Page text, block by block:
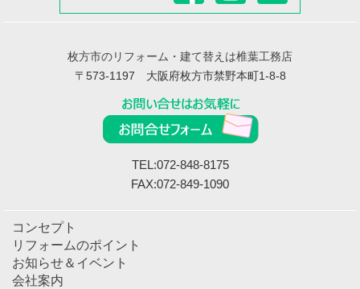
枚方市のリフォーム・建て替えは椎葉工務店
〒573-1197 大阪府枚方市禁野本町1-8-8
TEL:072-848-8175
FAX:072-849-1090
コンセプト
リフォームのポイント
お知らせ＆イベント
会社案内